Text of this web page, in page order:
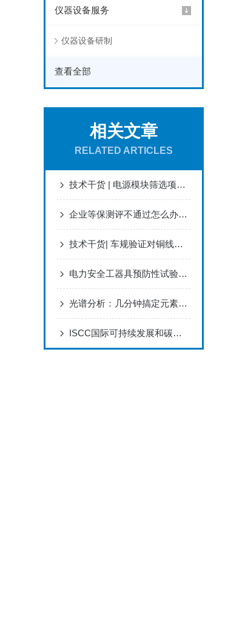
仪器设备服务
仪器设备研制
查看全部
相关文章
RELATED ARTICLES
技术干货 | 电源模块筛选项目之电性能检测
企业等保测评不通过怎么办？一文读懂整改关键点
技术干货| 车规验证对铜线的可靠性要求
电力安全工器具预防性试验，绝缘鞋/手套/验电器/接地线检测机构
光谱分析：几分钟搞定元素成分的高效利器
ISCC国际可持续发展和碳认证对不同群体的好处